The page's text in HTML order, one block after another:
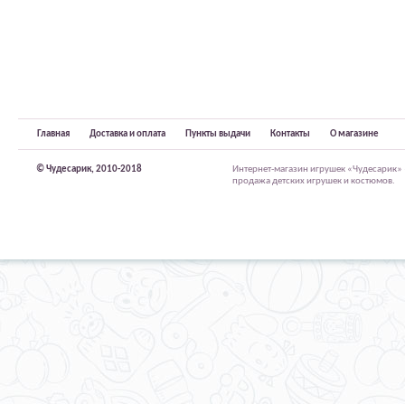
Главная Доставка и оплата Пункты выдачи Контакты О магазине
© Чудесарик, 2010-2018
Интернет-магазин игрушек
продажа детских игрушек и костюмов.